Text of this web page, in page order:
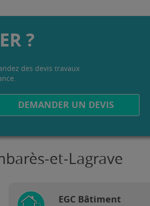
?
des devis travaux
DEMANDER UN DEVIS
et-Lagrave
EGC Bâtiment